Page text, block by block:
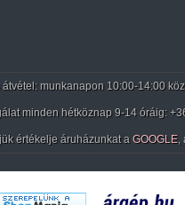
munkanapon 10:00-14:00
minden hétköznap 9-14 óráig:
értékelje áruházunkat a GOOGLE,